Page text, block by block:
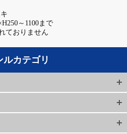
～1100まで
ておりません
ルカテゴリ